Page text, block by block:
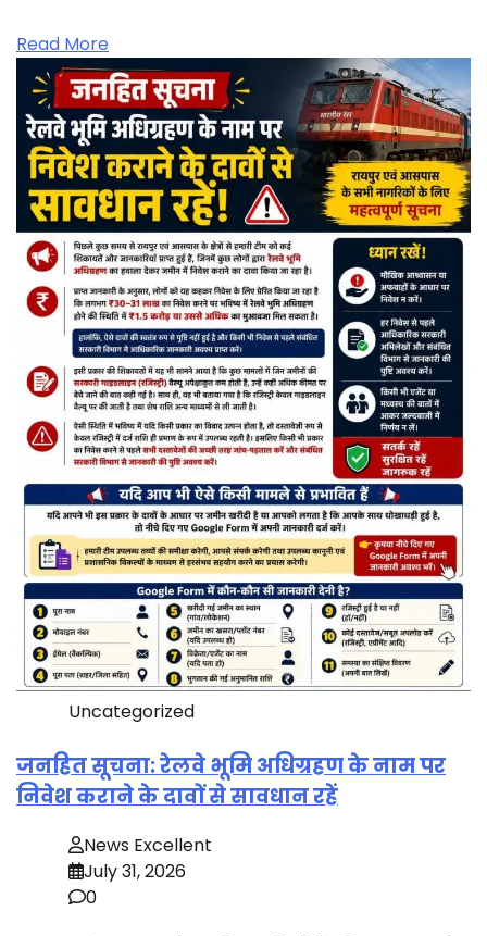
Read More
Uncategorized
जनहित सूचना: रेलवे भूमि अधिग्रहण के नाम पर
निवेश कराने के दावों से सावधान रहें
News Excellent
July 31, 2026
0